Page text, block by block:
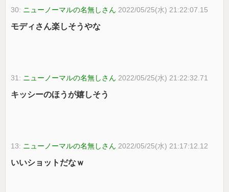
30: ニューノーマルの名無しさん 2022/05/25(水) 21:22:07.15
モディさん楽しそうやな
31: ニューノーマルの名無しさん 2022/05/25(水) 21:22:32.71
キッシーのほうが嬉しそう
13: ニューノーマルの名無しさん 2022/05/25(水) 21:17:12.12
いいショットだなｗ